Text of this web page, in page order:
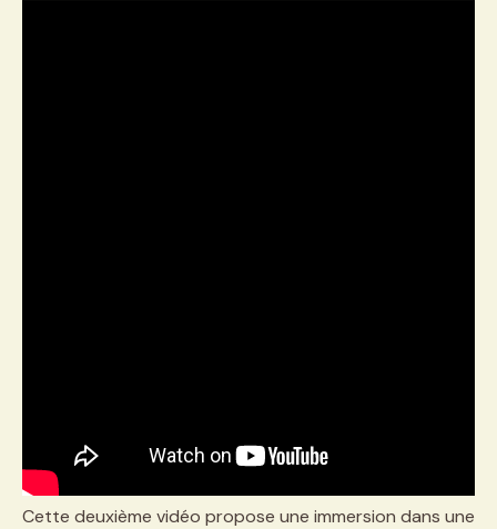
Cette deuxième vidéo propose une immersion dans une